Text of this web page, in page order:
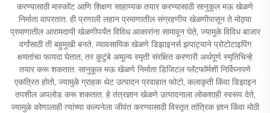
करण्यासाठी मास्कॉट आणि शिक्षण साहाय्यक तयार करण्यासाठी सानुकूल मऊ खेळणे
निर्माता वापरतात. ही प्रणाली लहान प्रमाणातील संग्रहणीय खेळणीपासून ते मोठ्या
प्रमाणातील आरामदायी खेळणीपर्यंत विविध आकारांना सामावून घेते, ज्यामुळे विविध बाजार
वर्गांसाठी ती बहुमुखी बनते. व्यावसायिक खेळणे डिझाइनर्स झपाट्याने प्रोटोटाइपिंग
क्षमतांचा फायदा घेतात, तर कुटुंबे अमूल्य स्मृती संरक्षित करणारी अर्थपूर्ण स्मृतिचिन्हे
तयार करू शकतात. सानुकूल मऊ खेळणे निर्माता डिजिटल प्लॅटफॉर्मशी निर्विघ्नपणे
एकत्रित होतो, ज्यामुळे ग्राहक थेट उत्पादन प्रवाहात फोटो, कलाकृती किंवा डिझाइन
तपशील अपलोड करू शकतात. हे तंत्रज्ञान खेळणे उत्पादनाला लोकशाही स्वरूप देते,
ज्यामुळे कोणालाही त्यांच्या कल्पनेला जीवंत करण्यासाठी विस्तृत तांत्रिक ज्ञान किंवा मोठी